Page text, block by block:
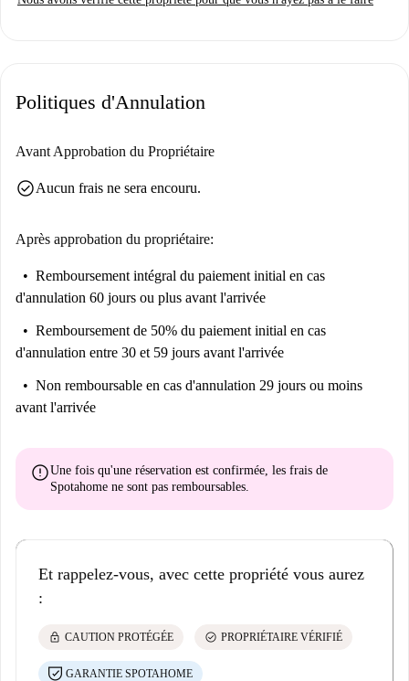
Politiques d'Annulation
Avant Approbation du Propriétaire
check_circleAucun frais ne sera encouru.
Après approbation du propriétaire:
Remboursement intégral du paiement initial en cas
d'annulation 60 jours ou plus avant l'arrivée
Remboursement de 50% du paiement initial en cas
d'annulation entre 30 et 59 jours avant l'arrivée
Non remboursable en cas d'annulation 29 jours ou moins
avant l'arrivée
errorUne fois qu'une réservation est confirmée, les frais de
Spotahome ne sont pas remboursables
Et rappelez-vous, avec cette propriété vous aurez
:
lock CAUTION PROTÉGÉE check_circle PROPRIÉTAIRE VÉRIFIÉ
GARANTIE SPOTAHOME